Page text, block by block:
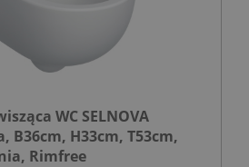
WC SELNOVA
B36cm, H33cm, T53cm,
Rimfree